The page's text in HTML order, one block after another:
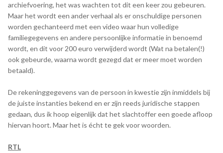
archiefvoering, het was wachten tot dit een keer zou gebeuren.
Maar het wordt een ander verhaal als er onschuldige personen
worden gechanteerd met een video waar hun volledige
familiegegevens en andere persoonlijke informatie in benoemd
wordt, en dit voor 200 euro verwijderd wordt (Wat na betalen(!)
ook gebeurde, waarna wordt gezegd dat er meer moet worden
betaald).
De rekeninggegevens van de persoon in kwestie zijn inmiddels bij
de juiste instanties bekend en er zijn reeds juridische stappen
gedaan, dus ik hoop eigenlijk dat het slachtoffer een goede afloop
hiervan hoort. Maar het is écht te gek voor woorden.
RTL